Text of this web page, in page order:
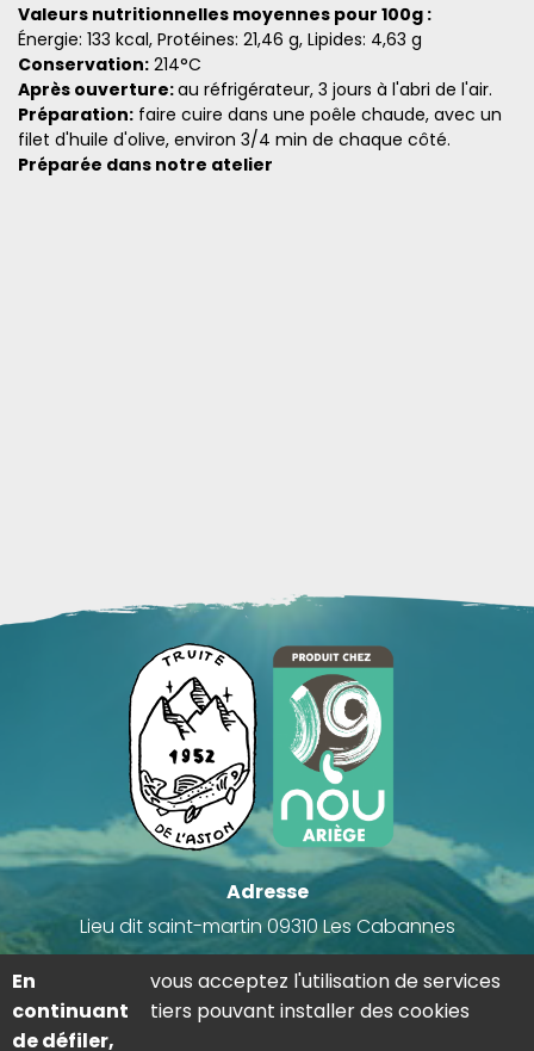
Valeurs nutritionnelles moyennes pour 100g :
Énergie: 133 kcal, Protéines: 21,46 g, Lipides: 4,63 g
Conservation: 214°C
Après ouverture:au réfrigérateur, 3 jours à l'abri de l'air.
Préparation: faire cuire dans une poêle chaude, avec un
filet d'huile d'olive, environ 3/4 min de chaque côté.
Préparée dans notre atelier
Adresse
Lieu dit saint-martin 09310 Les Cabannes
Contact
05 81 29 81 68
lestresorsdelaston@outlook.fr
En
continuant
de défiler,
vous acceptez l'utilisation de services
tiers pouvant installer des cookies